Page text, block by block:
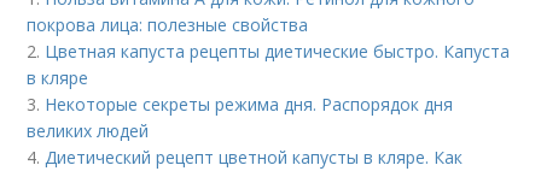
покрова лица: полезные свойства
2. Цветная капуста рецепты диетические быстро. Капуста
в кляре
3. Некоторые секреты режима дня. Распорядок дня
великих людей
4.Диетический рецепт цветной капусты в кляре. Как